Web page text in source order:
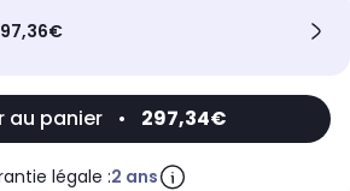
au panier • 297,34€
légale :2 ans